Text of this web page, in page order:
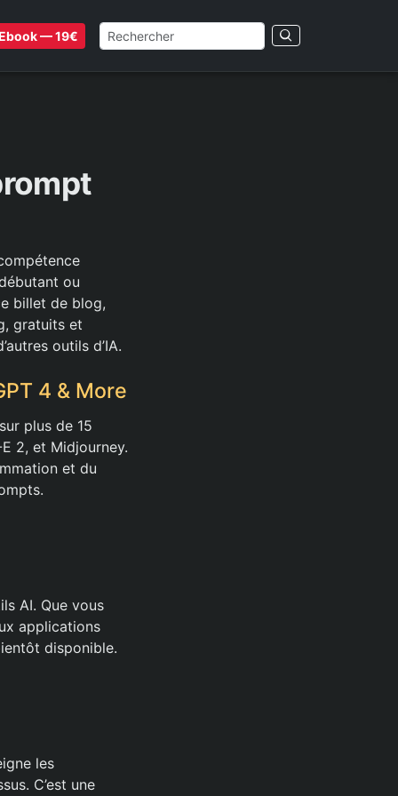
— 19€
ou
billet de blog,
gratuits et
outils d’IA.
4 & More
plus de 15
2, et Midjourney.
et du
AI. Que vous
applications
disponible.
les
C’est une